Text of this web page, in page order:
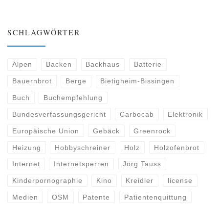
SCHLAGWÖRTER
Alpen Backen Backhaus Batterie
Bauernbrot Berge Bietigheim-Bissingen
Buch Buchempfehlung
Bundesverfassungsgericht Carbocab Elektronik
Europäische Union Gebäck Greenrock
Heizung Hobbyschreiner Holz Holzofenbrot
Internet Internetsperren Jörg Tauss
Kinderpornographie Kino Kreidler license
Medien OSM Patente Patientenquittung